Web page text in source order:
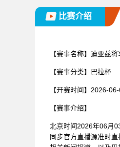
比赛介绍
【赛事名称】 迪亚兹将
【赛事分类】 巴拉杯
【开赛时间】 2026-
【赛事介绍】
北京时间2026年06月
同步官方直播源准时